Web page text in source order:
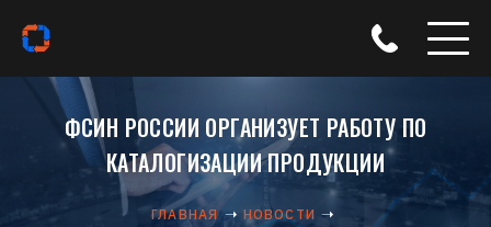
ФСИН РОССИИ ОРГАНИЗУЕТ РАБОТУ ПО
КАТАЛОГИЗАЦИИ ПРОДУКЦИИ
ГЛАВНАЯ
НОВОСТИ